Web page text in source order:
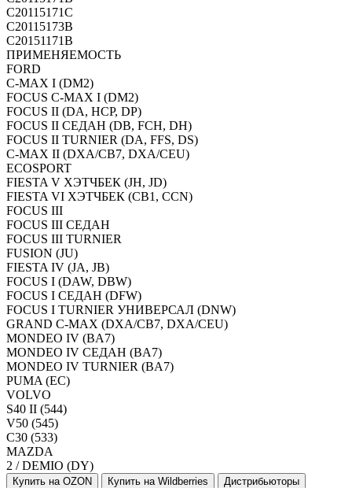
C20115171C
C20115173B
C20151171B
ПРИМЕНЯЕМОСТЬ
FORD
C-MAX I (DM2)
FOCUS C-MAX I (DM2)
FOCUS II (DA, HCP, DP)
FOCUS II СЕДАН (DB, FCH, DH)
FOCUS II TURNIER (DA, FFS, DS)
C-MAX II (DXA/CB7, DXA/CEU)
ECOSPORT
FIESTA V ХЭТЧБЕК (JH, JD)
FIESTA VI ХЭТЧБЕК (CB1, CCN)
FOCUS III
FOCUS III СЕДАН
FOCUS III TURNIER
FUSION (JU)
FIESTA IV (JA, JB)
FOCUS I (DAW, DBW)
FOCUS I СЕДАН (DFW)
FOCUS I TURNIER УНИВЕРСАЛ (DNW)
GRAND C-MAX (DXA/CB7, DXA/CEU)
MONDEO IV (BA7)
MONDEO IV СЕДАН (BA7)
MONDEO IV TURNIER (BA7)
PUMA (EC)
VOLVO
S40 II (544)
V50 (545)
C30 (533)
MAZDA
2 / DEMIO (DY)
Купить на OZON Купить на Wildberries Дистрибьюторы